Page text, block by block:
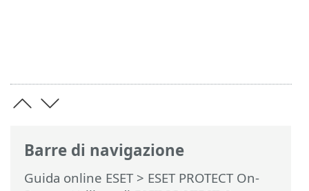
Barre di navigazione
Guida online ESET> ESET PROTECT On-